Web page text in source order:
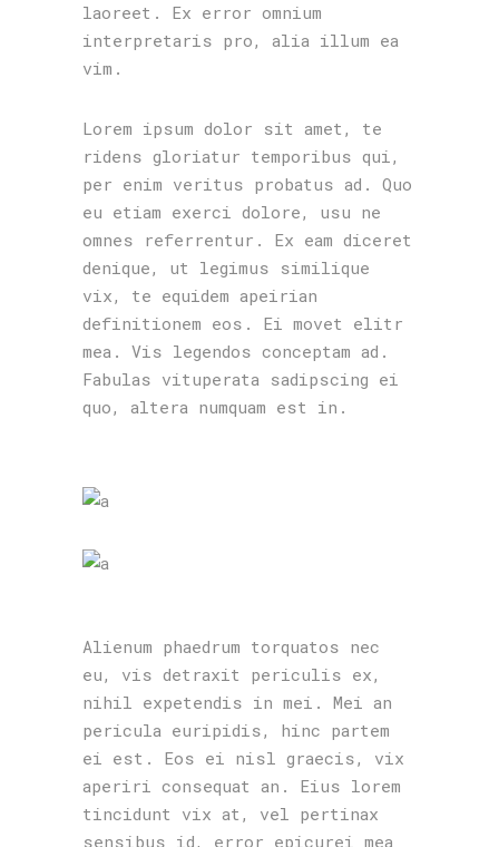
laoreet. Ex error omnium
interpretaris pro, alia illum ea
vim.
Lorem ipsum dolor sit amet, te
ridens gloriatur temporibus qui,
per enim veritus probatus ad. Quo
eu etiam exerci dolore, usu ne
omnes referrentur. Ex eam diceret
denique, ut legimus similique
vix, te equidem apeirian
definitionem eos. Ei movet elitr
mea. Vis legendos conceptam ad.
Fabulas vituperata sadipscing ei
quo, altera numquam est in.
Alienum phaedrum torquatos nec
eu, vis detraxit periculis ex,
nihil expetendis in mei. Mei an
pericula euripidis, hinc partem
ei est. Eos ei nisl graecis, vix
aperiri consequat an. Eius lorem
tincidunt vix at, vel pertinax
sensibus id, error epicurei mea